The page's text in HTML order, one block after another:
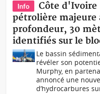
Info
Côte d'Ivoire
pétrolière majeure
profondeur, 30
identifiés sur le
Le bassin
révéler son
Murphy, en
annoncé une
d’hydrocarbures